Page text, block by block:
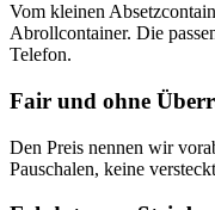
Vom kleinen
Abrollcontainer. Die
Telefon.
Fair und ohne
Den Preis nennen wir
Pauschalen, keine